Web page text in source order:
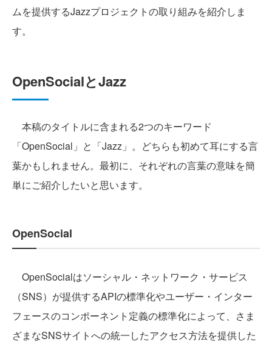
ムを提供するJazzプロジェクトの取り組みを紹介しま
す。
OpenSocialとJazz
本稿のタイトルに含まれる2つのキーワード
「OpenSocial」と「Jazz」。どちらも初めて耳にする言
葉かもしれません。最初に、それぞれの言葉の意味を簡
単にご紹介したいと思います。
OpenSocial
OpenSocialはソーシャル・ネットワーク・サービス
（SNS）が提供するAPIの標準化やユーザー・インター
フェースのコンポーネント定義の標準化によって、さま
ざまなSNSサイトへの統一したアクセス方法を提供した